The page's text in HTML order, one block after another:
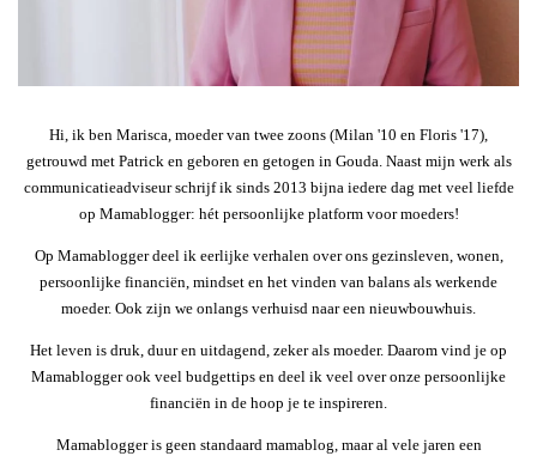
Hi, ik ben Marisca, moeder van twee zoons (Milan '10 en Floris '17),
getrouwd met Patrick en geboren en getogen in Gouda. Naast mijn werk als
communicatieadviseur schrijf ik sinds 2013 bijna iedere dag met veel liefde
op Mamablogger: hét persoonlijke platform voor moeders!
Op Mamablogger deel ik eerlijke verhalen over ons gezinsleven, wonen,
persoonlijke financiën, mindset en het vinden van balans als werkende
moeder. Ook zijn we onlangs verhuisd naar een nieuwbouwhuis.
Het leven is druk, duur en uitdagend, zeker als moeder. Daarom vind je op
Mamablogger ook veel budgettips en deel ik veel over onze persoonlijke
financiën in de hoop je te inspireren.
Mamablogger is geen standaard mamablog, maar al vele jaren een